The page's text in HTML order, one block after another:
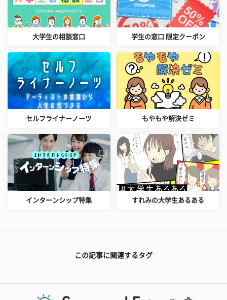
大学生の相談窓口 学生の窓口 限定クーポン
セルフライナーノーツ もやもや解決ゼミ
インターンシップ特集 すれみの大学生あるある
この記事に関連するタグ